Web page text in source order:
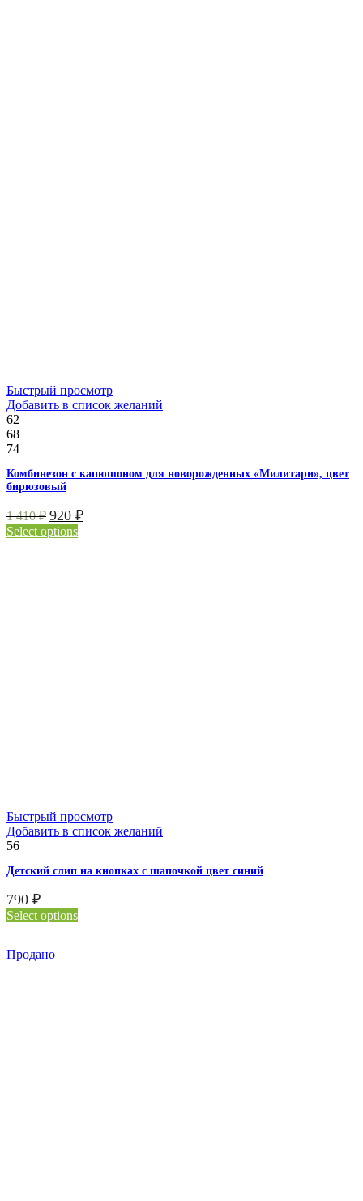
Быстрый просмотр
Добавить в список желаний
62
68
74
Комбинезон с капюшоном для новорожденных «Милитари», цвет
бирюзовый
1 410₽ 920 ₽
Select options
Быстрый просмотр
Добавить в список желаний
56
Детский слип на кнопках с шапочкой цвет синий
790 ₽
Select options
Продано